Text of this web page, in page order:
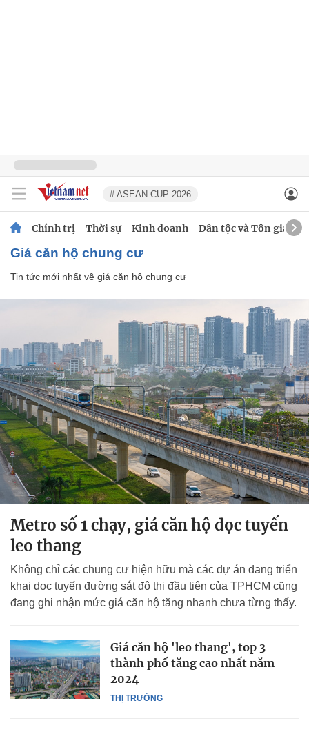
# ASEAN CUP 2026
Chính trị Thời sự Kinh doanh Dân tộc và Tôn giáo
giá căn hộ chung cư
Tin tức mới nhất về giá căn hộ chung cư
Metro số 1 chạy, giá căn hộ dọc tuyến
leo thang
Không chỉ các chung cư hiện hữu mà các dự án đang triển
khai dọc tuyến đường sắt đô thị đầu tiên của TPHCM cũng
đang ghi nhận mức giá căn hộ tăng nhanh chưa từng thấy.
THỊ TRƯỜNG
Giá căn hộ 'leo thang', top 3
thành phố tăng cao nhất năm
2024